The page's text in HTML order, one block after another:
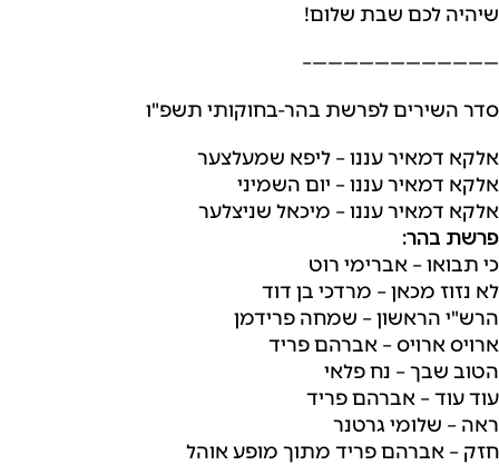
שיהיה לכם שבת שלום!
————————————–
סדר השירים לפרשת בהר-בחוקותי תשפ"ו
אלקא דמאיר עננו – ליפא שמעלצער
אלקא דמאיר עננו – יום השמיני
אלקא דמאיר עננו – מיכאל שניצלער
פרשת בהר:
כי תבואו – אברימי רוט
לא נזוז מכאן – מרדכי בן דוד
הרש"י הראשון – שמחה פרידמן
ארויס ארויס – אברהם פריד
הטוב שבך – נח פלאי
עוד עוד – אברהם פריד
ראה – שלומי גרטנר
חזק – אברהם פריד מתוך מופע אוהל